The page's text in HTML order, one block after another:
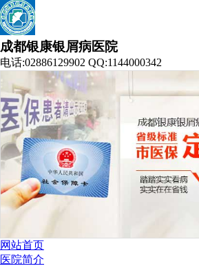
成都银康银屑病医院
电话:02886129902 QQ:1144000342
网站首页
医院简介